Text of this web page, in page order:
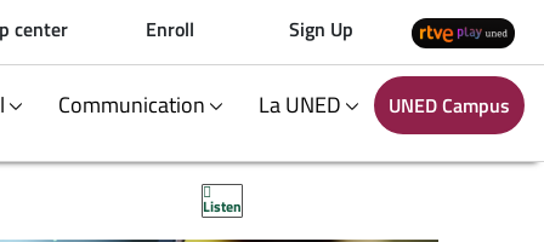
center Enroll Sign Up
Communication La UNED UNED Campus
Listen